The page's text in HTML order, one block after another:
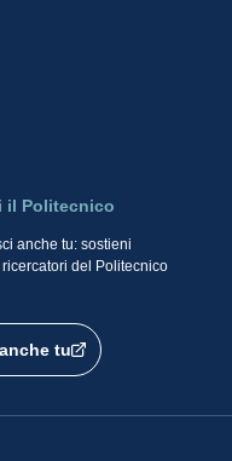
il Politecnico
anche tu: sostieni
del Politecnico
tu